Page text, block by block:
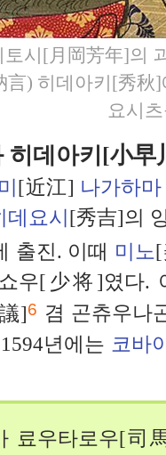
토시[月岡芳年]의
言) 히데아키[秀秋
요시
히데아키[小早
[近江] 나가하
데요시 [秀吉]의
출진. 이때 미노
우[少将]였다.
]6 겸 곤츄우나
년에는 코바
료우타로우[司